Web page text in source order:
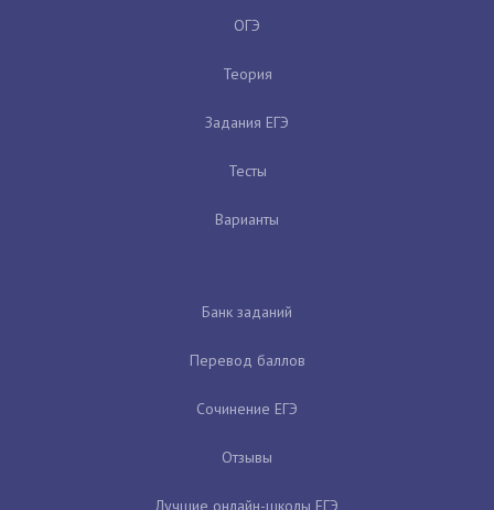
ОГЭ
Теория
Задания ЕГЭ
Тесты
Варианты
Банк заданий
Перевод баллов
Сочинение ЕГЭ
Отзывы
Лучшие онлайн-школы ЕГЭ